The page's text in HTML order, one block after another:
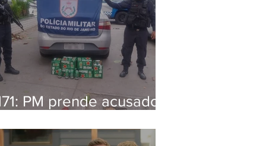
PM prende acusado
de Niterói